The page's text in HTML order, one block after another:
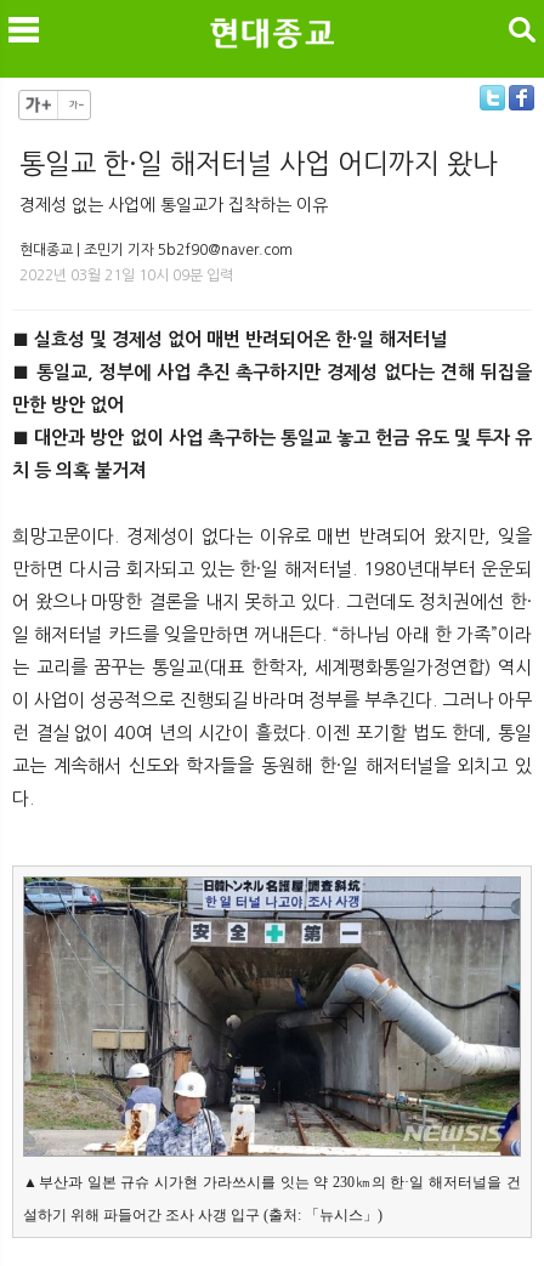
메
뉴 색
검색
통일교 한·일 해저터널 사업 어디까지 왔나
경제성 없는 사업에 통일교가 집착하는 이유
현대종교 | 조민기 기자 5b2f90@naver.com
2022년 03월 21일 10시 09분 입력
■ 실효성 및 경제성 없어 매번 반려되어온 한·일 해저터널
■ 통일교, 정부에 사업 추진 촉구하지만 경제성 없다는 견해 뒤집을
만한 방안 없어
■ 대안과 방안 없이 사업 촉구하는 통일교 놓고 헌금 유도 및 투자 유
치 등 의혹 불거져
희망고문이다. 경제성이 없다는 이유로 매번 반려되어 왔지만, 잊을
만하면 다시금 회자되고 있는 한·일 해저터널. 1980년대부터 운운되
어 왔으나 마땅한 결론을 내지 못하고 있다. 그런데도 정치권에선 한·
일 해저터널 카드를 잊을만하면 꺼내든다. “하나님 아래 한 가족”이라
는 교리를 꿈꾸는 통일교(대표 한학자, 세계평화통일가정연합) 역시
이 사업이 성공적으로 진행되길 바라며 정부를 부추긴다. 그러나 아무
런 결실 없이 40여 년의 시간이 흘렀다. 이젠 포기할 법도 한데, 통일
교는 계속해서 신도와 학자들을 동원해 한·일 해저터널을 외치고 있
다.
▲부산과 일본 규슈 시가현 가라쓰시를 잇는 약 230㎞의 한·일 해저터널을 건
설하기 위해 파들어간 조사 사갱 입구 (출처: 「뉴시스」)